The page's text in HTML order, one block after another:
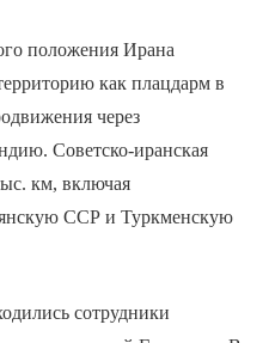
положения Ирана
как плацдарм в
через
Советско-иранская
км, включая
ССР и Туркменскую
сотрудники